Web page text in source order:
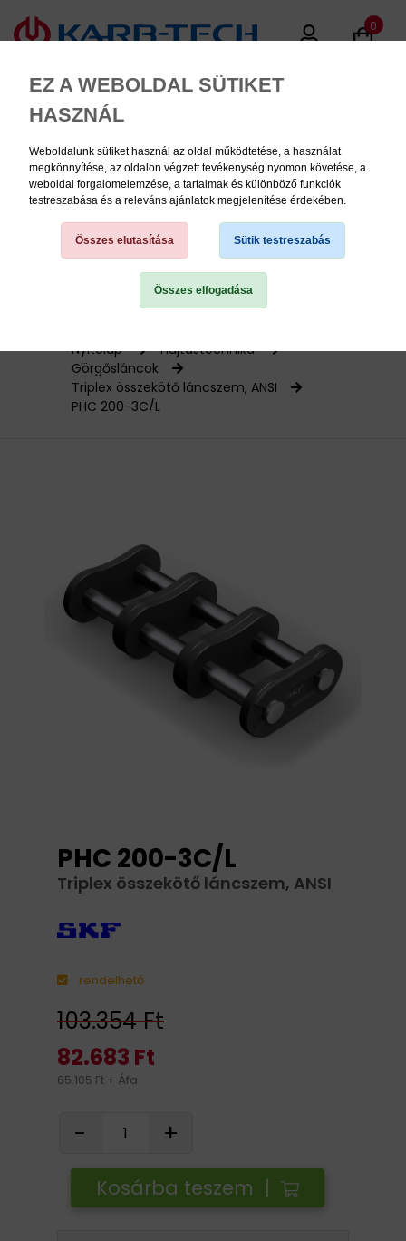
EZ A WEBOLDAL SÜTIKET
HASZNÁL
Weboldalunk sütiket használ az oldal működtetése, a használat
megkönnyítése, az oldalon végzett tevékenység nyomon követése, a
weboldal forgalomelemzése, a tartalmak és különböző funkciók
testreszabása és a releváns ajánlatok megjelenítése érdekében.
Összes elutasítása Sütik testreszabás
Összes elfogadása
0
MENU
KÉZISZERSZÁMOK
BEMUTATKOZÁS
Termékinformációk
Nyitólap
Hajtástechnika
Görgősláncok
Triplex összekötő láncszem, ANSI
PHC 200-3C/L
PHC 200-3C/L
Triplex összekötő láncszem, ANSI
rendelhető
103.354 Ft
82.683 Ft
65.105 Ft + Áfa
- +
Kosárba teszem |